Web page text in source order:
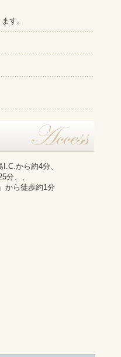
す。
から約4分、
分、、
から徒歩約1分